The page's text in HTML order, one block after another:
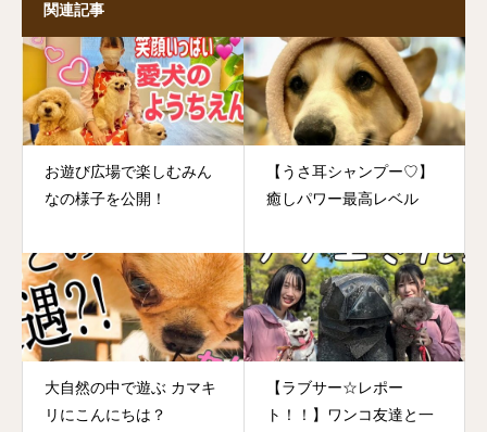
関連記事
お遊び広場で楽しむみん
なの様子を公開！
【うさ耳シャンプー♡】
癒しパワー最高レベル
大自然の中で遊ぶ カマキ
リにこんにちは？
【ラブサー☆レポー
ト！！】ワンコ友達と一